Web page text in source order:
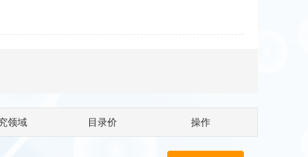
Cytodiagnostics
领域 目录价 操作